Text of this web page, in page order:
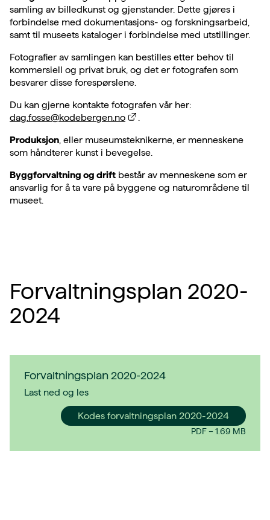
samling av billedkunst og gjenstander. Dette gjøres i
forbindelse med dokumentasjons- og forskningsarbeid,
samt til museets kataloger i forbindelse med utstillinger.
Fotografier av samlingen kan bestilles etter behov til
kommersiell og privat bruk, og det er fotografen som
besvarer disse forespørslene.
Du kan gjerne kontakte fotografen vår her:
dag.fosse@kodebergen.no
.
Produksjon , eller museumsteknikerne, er menneskene
som håndterer kunst i bevegelse.
Byggforvaltning og drift består av menneskene som er
ansvarlig for å ta vare på byggene og naturområdene til
museet.
Forvaltningsplan 2020-
2024
Forvaltningsplan 2020-2024
Last ned og les
Kodes forvaltningsplan 2020-2024
PDF– 1.69 MB